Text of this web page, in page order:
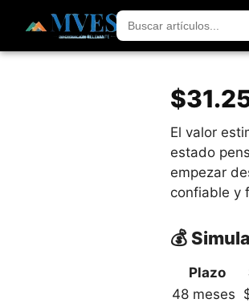
El valor
estado
empezar
confiable y
💰
Plazo
48 meses